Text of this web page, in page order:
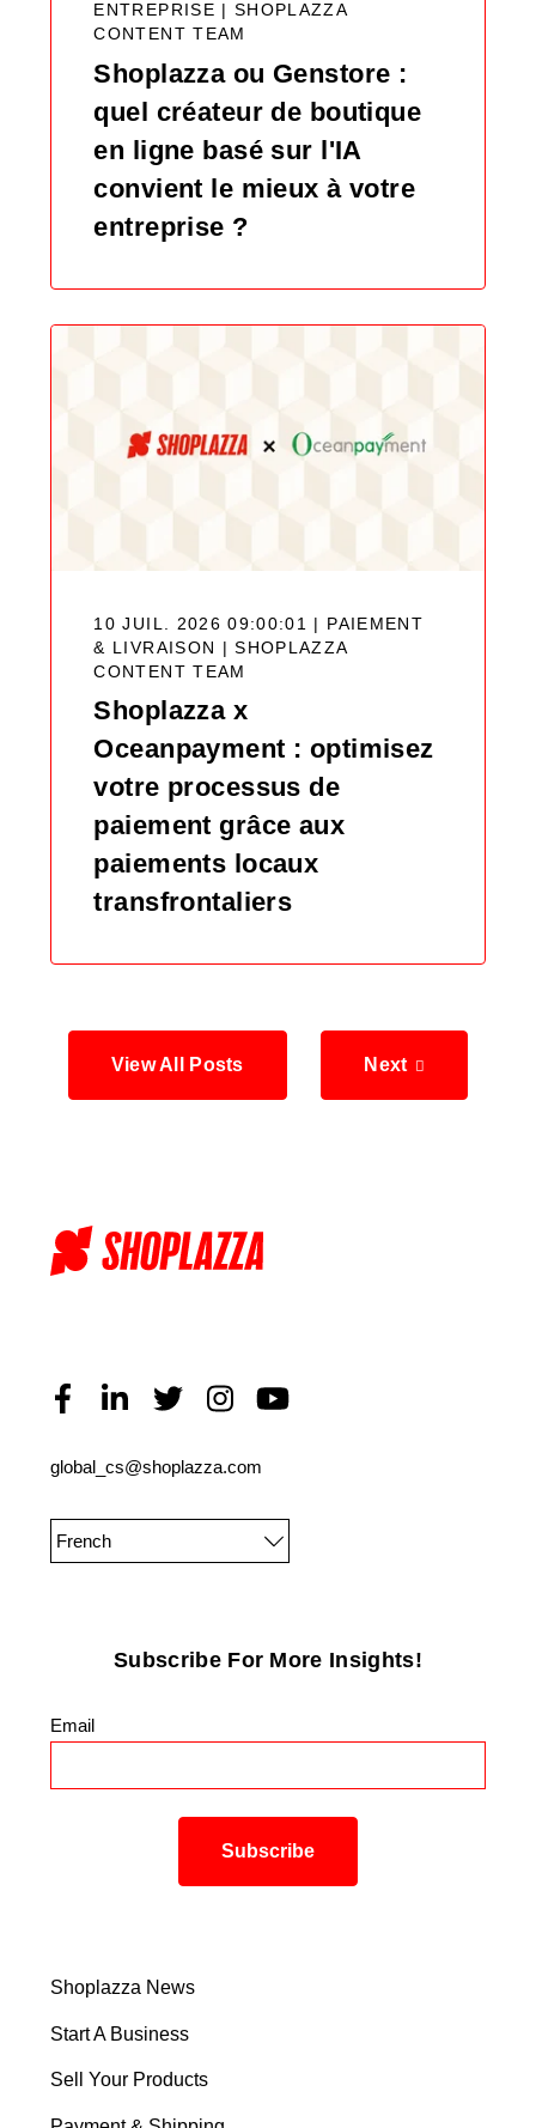
ENTREPRISE | SHOPLAZZA
CONTENT TEAM
Shoplazza ou Genstore :
quel créateur de boutique
en ligne basé sur l'IA
convient le mieux à votre
entreprise ?
10 JUIL. 2026 09:00:01 | PAIEMENT
& LIVRAISON |SHOPLAZZA
CONTENT TEAM
Shoplazza x
Oceanpayment : optimisez
votre processus de
paiement grâce aux
paiements locaux
transfrontaliers
View All Posts Next
global_cs@shoplazza.com
French
Subscribe For More Insights!
Email
Shoplazza News
Start A Business
Sell Your Products